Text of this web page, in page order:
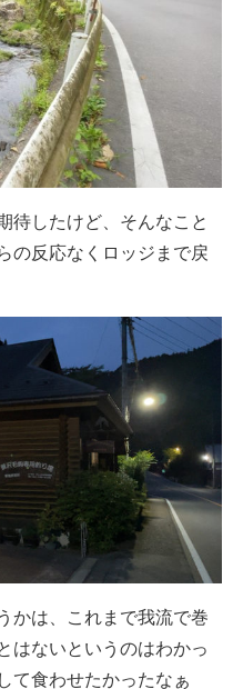
待したけど、そんなこと
の反応なくロッジまで戻
かは、これまで我流で巻
はないというのはわかっ
て食わせたかったなぁ